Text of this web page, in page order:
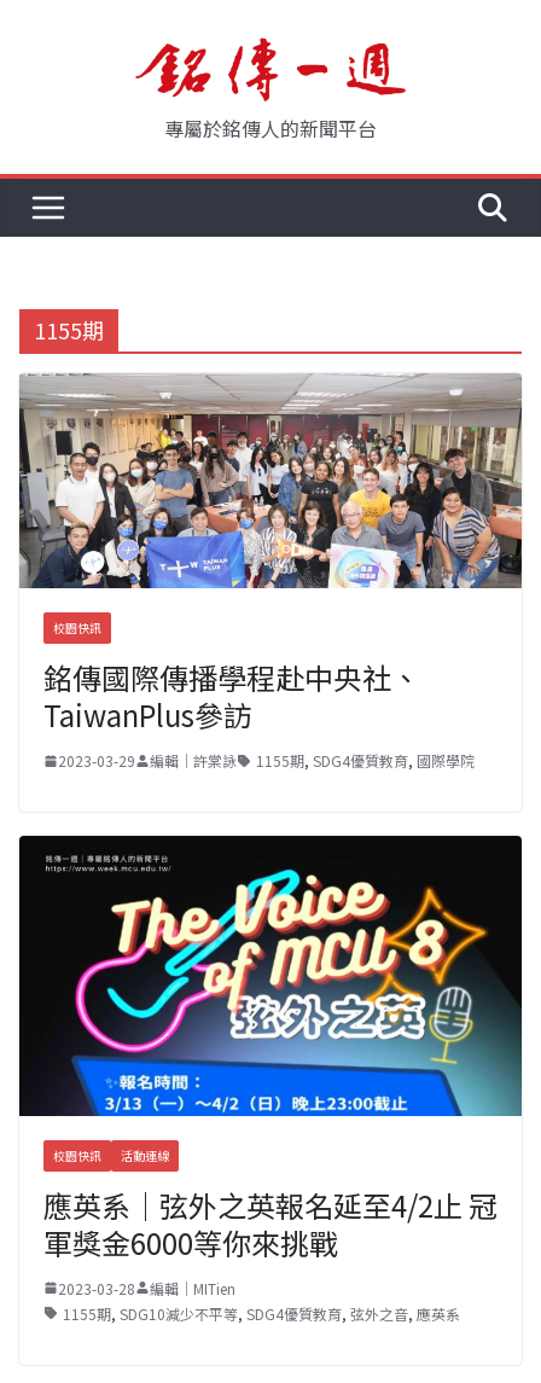
專屬於銘傳人的新聞平台
1155期
校園快訊
銘傳國際傳播學程赴中央社、
TaiwanPlus參訪
2023-03-29 編輯｜許棠詠 1155期, SDG4優質教育, 國際學院
校園快訊 活動連線
應英系｜弦外之英報名延至4/2止 冠
軍獎金6000等你來挑戰
2023-03-28
編輯｜MITien
1155期, SDG10減少不平等, SDG4優質教育, 弦外之音, 應英系